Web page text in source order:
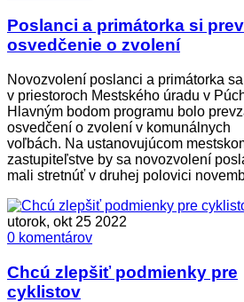
Poslanci a primátorka si
osvedčenie o zvolení
Novozvolení poslanci a primátorka
v priestoroch Mestského úradu v
Hlavným bodom programu bolo
osvedčení o zvolení v komunálnych
voľbách. Na ustanovujúcom
zastupiteľstve by sa novozvolení
mali stretnúť v druhej polovici
utorok, okt 25 2022
0 komentárov
Chcú zlepšiť podmienky pre
cyklistov